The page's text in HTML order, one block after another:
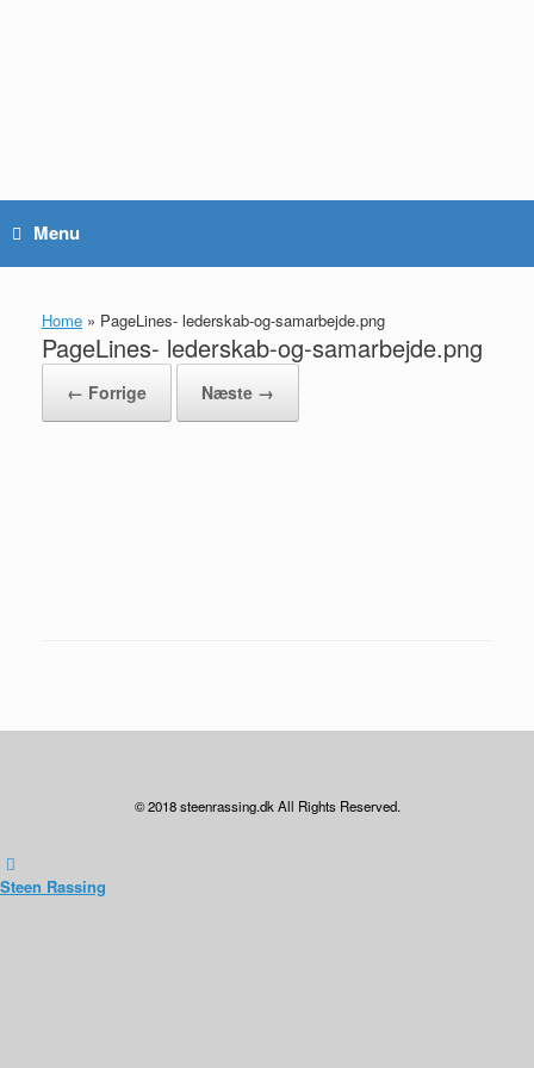
Menu
Home » PageLines- lederskab-og-samarbejde.png
PageLines- lederskab-og-samarbejde.png
← Forrige Næste →
© 2018 steenrassing.dk All Rights Reserved.
Steen Rassing